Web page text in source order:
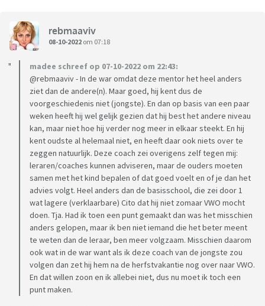
dat hij dat denk/leer niveau heeft, maar goed, Havo is waar hij
zich nu heel fijn bij voelt.
Lang verhaal kort: ik raak nu zelf de kluts kwijt. Wat ik vorig
jaar voor oudste vroeg maar niet kreeg, krijgt hij nu
spontaan. En wat vorig jaar goed besproken en gewenst was,
vindt de huidige coach eigenlijk onzin....
Wat is wijsheid?
rebmaaviv
08-10-2022 om 07:18
madee schreef op 07-10-2022 om 22:43:
@rebmaaviv - In de war omdat deze mentor het heel anders
ziet dan de andere(n). Maar goed, hij kent dus de
voorgeschiedenis niet (jongste). En dan op basis van een paar
weken heeft hij wel gelijk gezien dat hij best het andere niveau
kan, maar niet hoe hij verder nog meer in elkaar steekt. En hij
kent oudste al helemaal niet, en heeft daar ook niets over te
zeggen natuurlijk. Deze coach zei overigens zelf tegen mij:
leraren/coaches kunnen adviseren, maar de ouders moeten
samen met het kind bepalen of dat goed voelt en of je dan het
advies volgt. Heel anders dan de basisschool, die zei door 1
wat lagere (verklaarbare) Cito dat hij niet zomaar VWO mocht
doen. Tja. Had ik toen een punt gemaakt dan was het misschien
anders gelopen, maar ik ben niet iemand die het beter meent
te weten dan de leraar, ben meer volgzaam. Misschien daarom
ook wat in de war want als ik deze coach van de jongste zou
volgen dan zet hij hem na de herfstvakantie nog over naar VWO.
En dat willen zoon en ik allebei niet, dus nu moet ik toch een
punt maken.